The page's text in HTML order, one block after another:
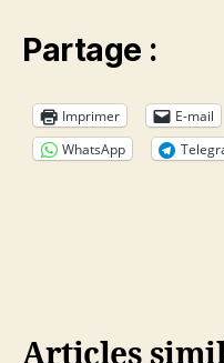
Partage :
Imprimer
E-mail
WhatsApp